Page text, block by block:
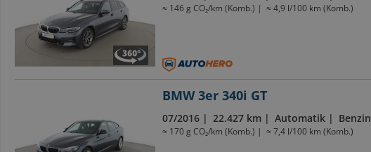
≈ 146 g CO₂/km (Komb.) ≈ 4,9 l/100 km (Komb.)
BMW 3er 340i GT
07/2016 22.427 km Automatik Benzin
≈ 170 g CO₂/km (Komb.) ≈ 7,4 l/100 km (Komb.)